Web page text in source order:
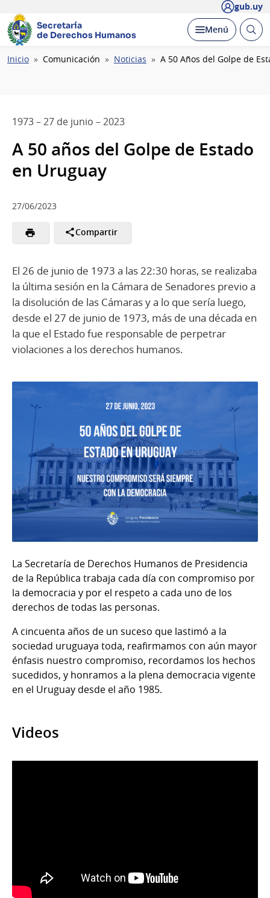
gub.uy
Secretaría
de Derechos Humanos
Desplegar
Menú Abrir
Ruta
Inicio Comunicación Noticias A 50 Años del Golpe de
1973 – 27 de junio – 2023
A 50 años del Golpe de Estado
en Uruguay
27/06/2023
Compartir
El 26 de junio de 1973 a las 22:30 horas, se realizaba
la última sesión en la Cámara de Senadores previo a
la disolución de las Cámaras y a lo que sería luego,
desde el 27 de junio de 1973, más de una década en
la que el Estado fue responsable de perpetrar
violaciones a los derechos humanos.
La Secretaría de Derechos Humanos de Presidencia
de la República trabaja cada día con compromiso por
la democracia y por el respeto a cada uno de los
derechos de todas las personas.
A cincuenta años de un suceso que lastimó a la
sociedad uruguaya toda, reafirmamos con aún mayor
énfasis nuestro compromiso, recordamos los hechos
sucedidos, y honramos a la plena democracia vigente
en el Uruguay desde el año 1985.
Videos